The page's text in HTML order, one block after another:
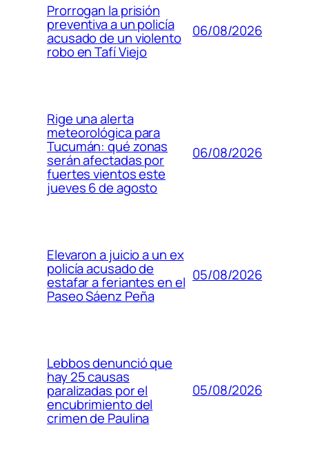
Prorrogan la prisión
preventiva a un policía
acusado de un violento
robo en Tafí Viejo
06/08/2026
Rige una alerta
meteorológica para
Tucumán: qué zonas
serán afectadas por
fuertes vientos este
jueves 6 de agosto
06/08/2026
Elevaron a juicio a un ex
policía acusado de
estafar a feriantes en el
Paseo Sáenz Peña
05/08/2026
Lebbos denunció que
hay 25 causas
paralizadas por el
encubrimiento del
crimen de Paulina
05/08/2026